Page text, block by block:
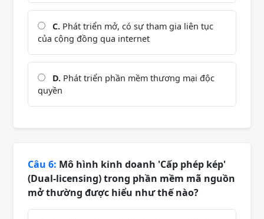
C. Phát triển mở, có sự tham gia liên tục
của cộng đồng qua internet
D. Phát triển phần mềm thương mại độc
quyền
Câu 6: Mô hình kinh doanh 'Cấp phép kép'
(Dual-licensing) trong phần mềm mã nguồn
mở thường được hiểu như thế nào?